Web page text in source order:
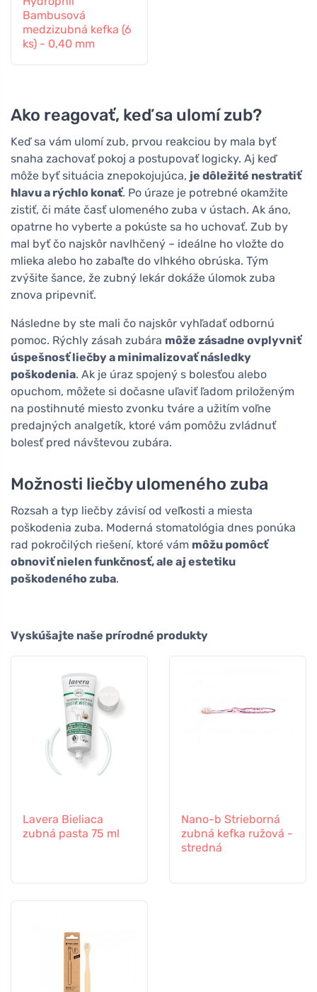
Bambusová
medzizubná kefka (6
ks) - 0,40 mm
Ako reagovať, keď sa ulomí zub?
Keď sa vám ulomí zub, prvou reakciou by mala byť
snaha zachovať pokoj a postupovať logicky. Aj keď
môže byť situácia znepokojujúca, je dôležité nestratiť
hlavu a rýchlo konať. Po úraze je potrebné okamžite
zistiť, či máte časť ulomeného zuba v ústach. Ak áno,
opatrne ho vyberte a pokúste sa ho uchovať. Zub by
mal byť čo najskôr navlhčený – ideálne ho vložte do
mlieka alebo ho zabaľte do vlhkého obrúska. Tým
zvýšite šance, že zubný lekár dokáže úlomok zuba
znova pripevniť.
Následne by ste mali čo najskôr vyhľadať odbornú
pomoc. Rýchly zásah zubára môže zásadne ovplyvniť
úspešnosť liečby a minimalizovať následky
poškodenia. Ak je úraz spojený s bolesťou alebo
opuchom, môžete si dočasne uľaviť ľadom priloženým
na postihnuté miesto zvonku tváre a užitím voľne
predajných analgetík, ktoré vám pomôžu zvládnuť
bolesť pred návštevou zubára.
Možnosti liečby ulomeného zuba
Rozsah a typ liečby závisí od veľkosti a miesta
poškodenia zuba. Moderná stomatológia dnes ponúka
rad pokročilých riešení, ktoré vám môžu pomôcť
obnoviť nielen funkčnosť, ale aj estetiku
poškodeného zuba.
Vyskúšajte naše prírodné produkty
Lavera Bieliaca
zubná pasta 75 ml
Nano-b Strieborná
zubná kefka ružová -
stredná